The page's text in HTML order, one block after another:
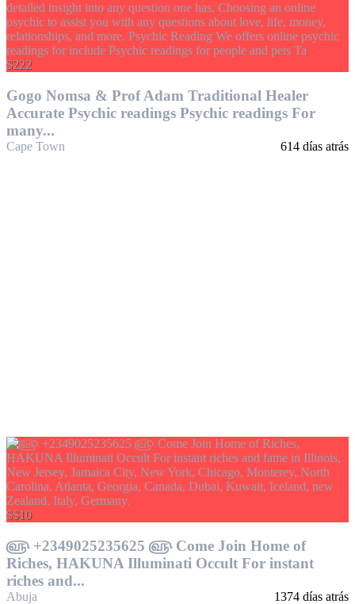
$222
Gogo Nomsa & Prof Adam Traditional Healer
Accurate Psychic readings Psychic readings For
many...
Cape Town 614 días atrás
$$10
௵ +2349025235625 ௵ Come Join Home of
Riches, HAKUNA Illuminati Occult For instant
riches and...
Abuja 1374 días atrás